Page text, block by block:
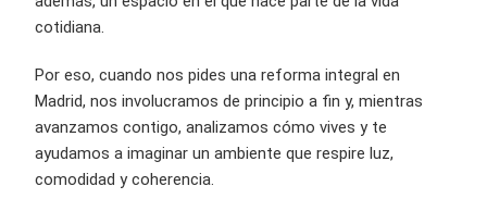
cotidiana.
Por eso, cuando nos pides una reforma integral en
Madrid, nos involucramos de principio a fin y, mientras
avanzamos contigo, analizamos cómo vives y te
ayudamos a imaginar un ambiente que respire luz,
comodidad y coherencia.